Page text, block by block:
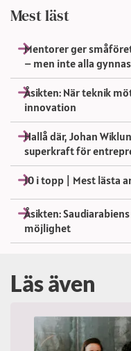
Mest läst
Mentorer ger
– men inte alla
Åsikten: När teknik
innovation
Hallå där, Johan
superkraft för
10 i topp | Mest lästa
Åsikten:
möjlighet
Läs även